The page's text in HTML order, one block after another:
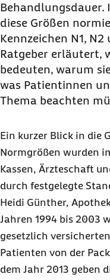
Behandlungsdauer.
diese Größen
Kennzeichen N1,
Ratgeber erläutert,
bedeuten, warum
was Patientinnen
Thema beachten
Ein kurzer Blick in die
Normgrößen wurden
Kassen, Ärzteschaft
durch festgelegte
Heidi Günther,
Jahren 1994 bis 2003
gesetzlich
Patienten von der
dem Jahr 2013 geben